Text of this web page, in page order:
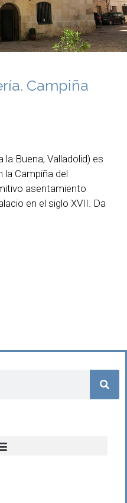
Campiña
Buena, Valladolid) es
Campiña del
asentamiento
en el siglo XVII. Da